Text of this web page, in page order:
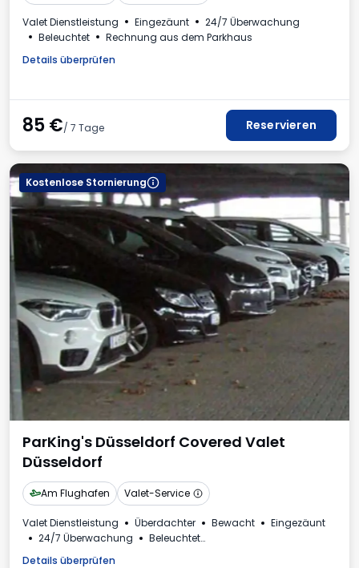
Valet Dienstleistung Eingezäunt
24/7 Überwachung
Beleuchtet
Rechnung aus dem Parkhaus
Details überprüfen
85€/ 7 Tage Reservieren
Kostenlose Stornierung
ParKing's Düsseldorf Covered Valet
Düsseldorf
Am Flughafen Valet-Service
Valet Dienstleistung Überdachter Bewacht
Eingezäunt
24/7 Überwachung
Beleuchtet
Details überprüfen